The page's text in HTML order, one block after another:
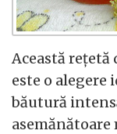
Această rețetă
este o alegere
băutură
asemănătoare